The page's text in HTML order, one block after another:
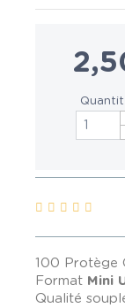
100 Protège
Format Mini
Qualité